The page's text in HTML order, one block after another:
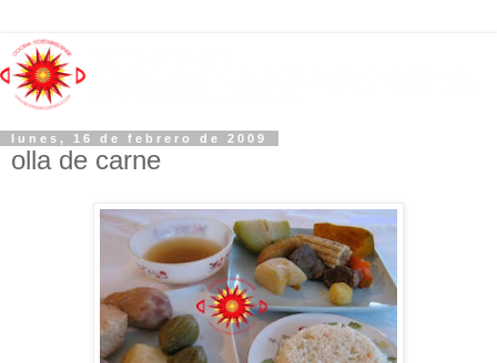
lunes, 16 de febrero de 2009
olla de carne